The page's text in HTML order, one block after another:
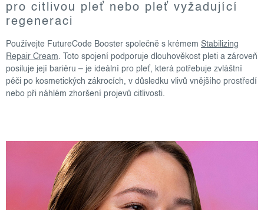
pro citlivou pleť nebo pleť vyžadující
regeneraci
Používejte FutureCode Booster společně s krémem Stabilizing
Repair Cream. Toto spojení podporuje dlouhověkost pleti a zároveň
posiluje její bariéru – je ideální pro pleť, která potřebuje zvláštní
péči po kosmetických zákrocích, v důsledku vlivů vnějšího prostředí
nebo při náhlém zhoršení projevů citlivosti.